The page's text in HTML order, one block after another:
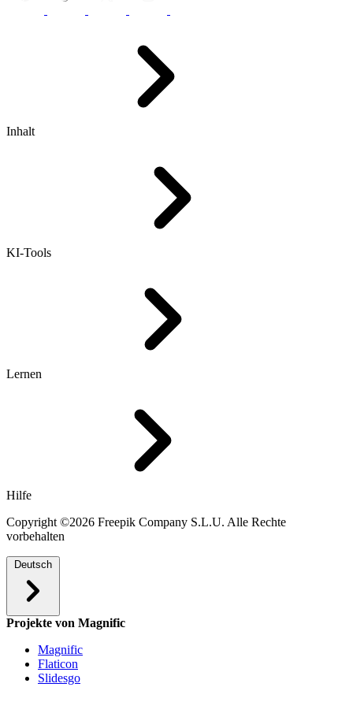
Inhalt
KI-Tools
Lernen
Hilfe
Copyright ©2026 Freepik Company S.L.U. Alle Rechte
vorbehalten
Deutsch
Projekte von Magnific
Magnific
Flaticon
Slidesgo